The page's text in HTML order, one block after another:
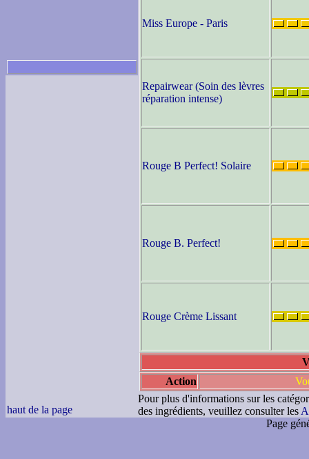
Miss Europe - Paris
Repairwear (Soin des lèvres
réparation intense)
Rouge B Perfect! Solaire
Rouge B. Perfect!
Rouge Crème Lissant
Action
haut de la page
Pour plus d'informations sur les
des ingrédients, veuillez consulter les
Page